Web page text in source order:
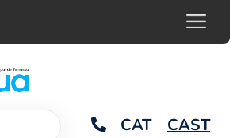
CAT CAST